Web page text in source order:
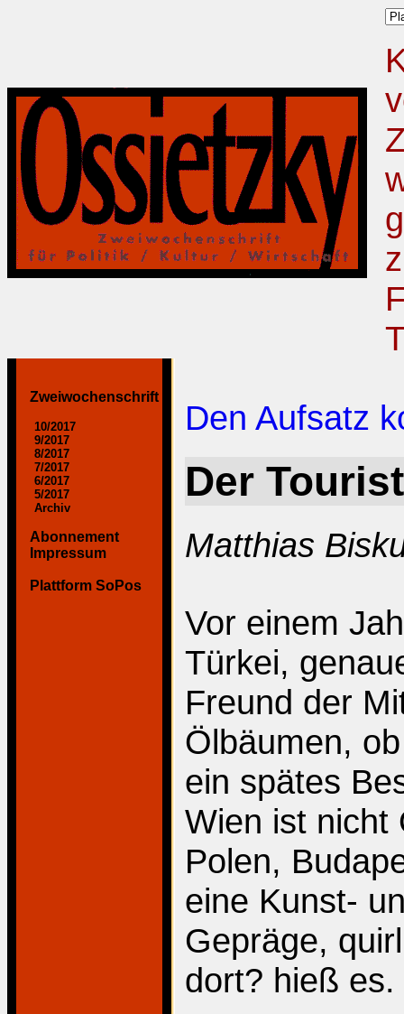
Zweiwochenschrift
10/2017
9/2017
8/2017
7/2017
6/2017
5/2017
Archiv
Abonnement
Impressum
Plattform SoPos
Den Aufsatz
Der
Matthias
Vor einem
Türkei,
Freund der
Ölbäumen,
ein spätes
Wien ist nicht
Polen,
eine Kunst-
Gepräge,
dort? hieß es.